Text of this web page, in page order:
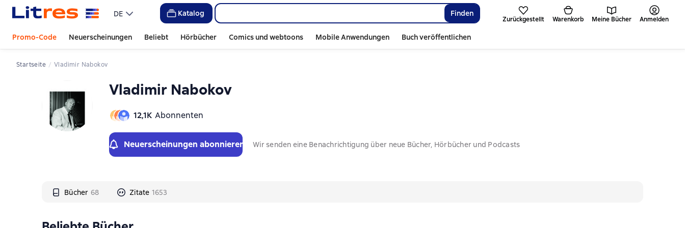
DE Katalog Finden
Zurückgestellt Warenkorb Meine Bücher Anmelden
Promo-Code Neuerscheinungen Beliebt Hörbücher Comics und webtoons Mobile Anwendungen Buch veröffentlichen
Startseite Vladimir Nabokov
Vladimir Nabokov
12,1К Abonnenten
Neuerscheinungen abonnieren Wir senden eine Benachrichtigung über neue Bücher, Hörbücher und Podcasts
Bücher 68 Zitate 1653
Слайдер с книгами
Слайдер с книгами